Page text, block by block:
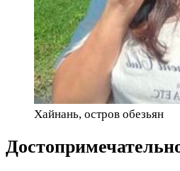
Хайнань, остров обезьян